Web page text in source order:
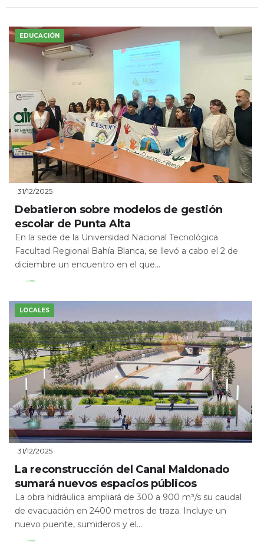
EDUCACIÓN
31/12/2025
Debatieron sobre modelos de gestión
escolar de Punta Alta
En la sede de la Universidad Nacional Tecnológica
Facultad Regional Bahía Blanca, se llevó a cabo el 2 de
diciembre un encuentro en el que...
Leer Más
LOCALES
31/12/2025
La reconstrucción del Canal Maldonado
sumará nuevos espacios públicos
La obra hidráulica ampliará de 300 a 900 m³/s su caudal
de evacuación en 2400 metros de traza. Incluye un
nuevo puente, sumideros y el...
Leer Más